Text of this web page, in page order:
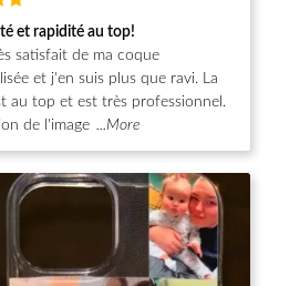
et rapidité au top!
satisfait de ma coque
et j'en suis plus que ravi. La
au top et est très professionnel.
de l'image ...More